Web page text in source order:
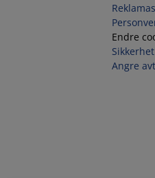
Endre
Sikkerhet
Angre